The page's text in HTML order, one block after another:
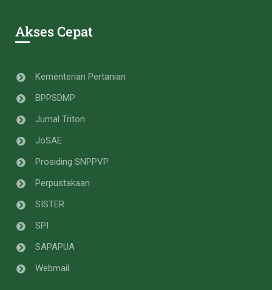
Akses Cepat
Kementerian Pertanian
BPPSDMP
Jurnal Triton
JoSAE
Prosiding SNPPVP
Perpustakaan
SISTER
SPI
SAPAPUA
Webmail